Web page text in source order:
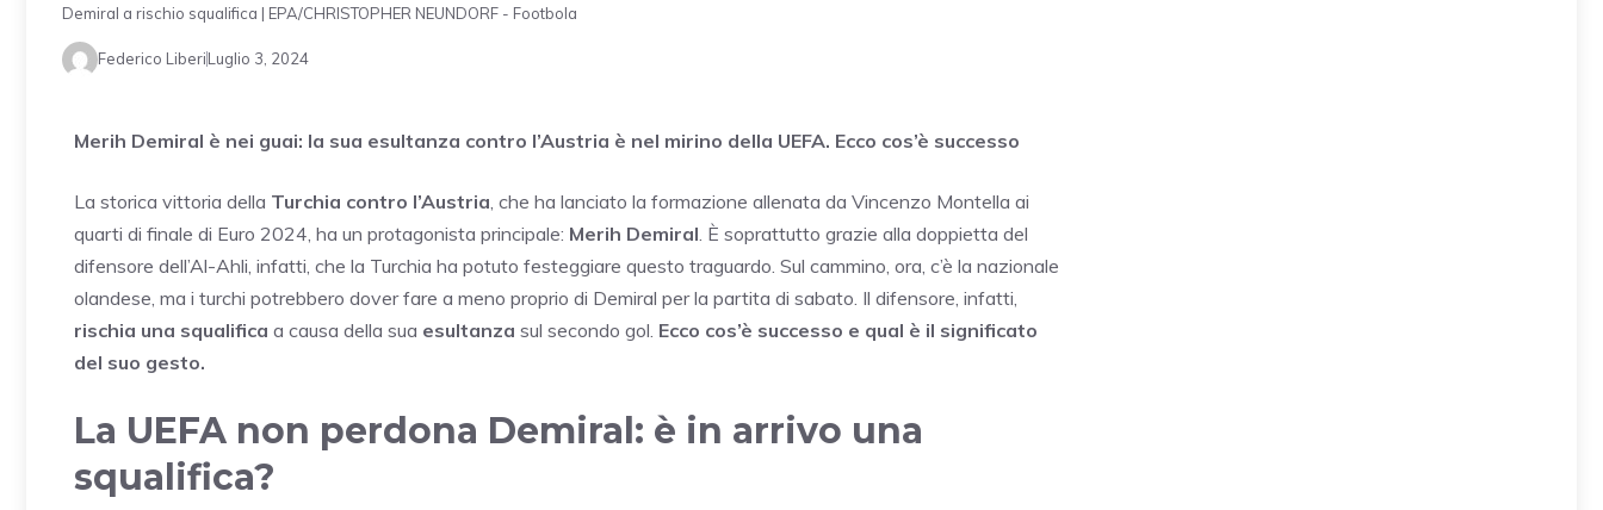
Demiral a rischio squalifica | EPA/CHRISTOPHER NEUNDORF - Footbola
Federico LiberiLuglio 3, 2024
Merih Demiral è nei guai: la sua esultanza contro l’Austria è nel mirino della UEFA. Ecco cos’è successo
La storica vittoria della Turchia contro l’Austria , che ha lanciato la formazione allenata da Vincenzo Montella ai
quarti di finale di Euro 2024, ha un protagonista principale: Merih Demiral . È soprattutto grazie alla doppietta del
difensore dell’Al-Ahli, infatti, che la Turchia ha potuto festeggiare questo traguardo. Sul cammino, ora, c’è la nazionale
olandese, ma i turchi potrebbero dover fare a meno proprio di Demiral per la partita di sabato. Il difensore, infatti,
rischia una squalifica a causa della sua esultanza sul secondo gol. Ecco cos’è successo e qual è il significato
del suo gesto.
La UEFA non perdona Demiral: è in arrivo una
squalifica?